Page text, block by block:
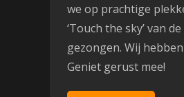
we op prachtige
‘Touch the sky’ van
gezongen. Wij
Geniet gerust mee!